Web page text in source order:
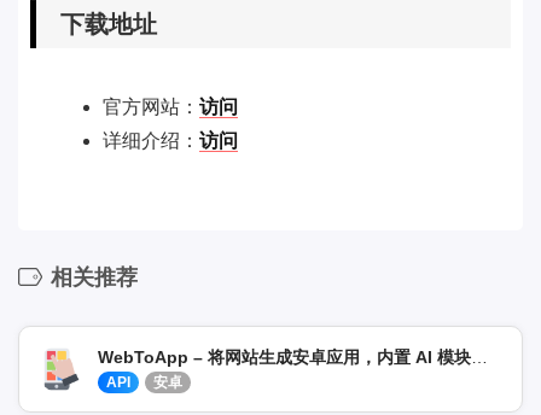
下载地址
官方网站： 访问
详细介绍： 访问
相关推荐
API 安卓